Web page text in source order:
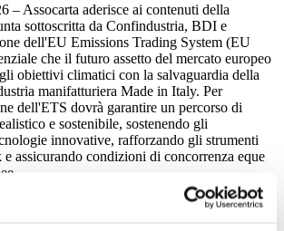
– Assocarta aderisce ai contenuti della
sottoscritta da Confindustria, BDI e
dell'EU Emissions Trading System (EU
che il futuro assetto del mercato europeo
obiettivi climatici con la salvaguardia della
manifatturiera Made in Italy. Per
dell'ETS dovrà garantire un percorso di
e sostenibile, sostenendo gli
innovative, rafforzando gli strumenti
assicurando condizioni di concorrenza eque
italiana è impegnata da anni nella transizione